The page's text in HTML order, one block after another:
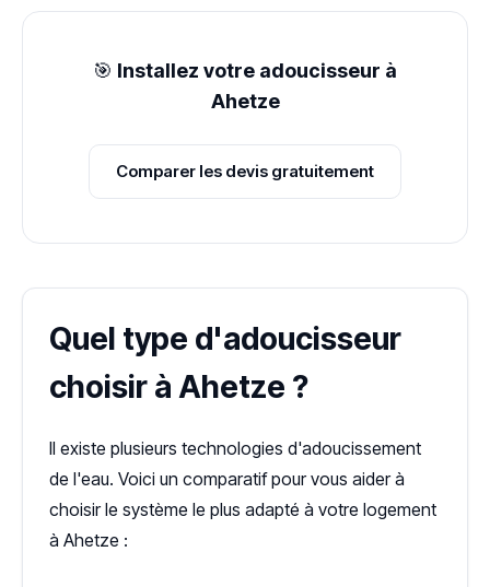
🎯 Installez votre adoucisseur à
Ahetze
Comparer les devis gratuitement
Quel type d'adoucisseur
choisir à Ahetze ?
Il existe plusieurs technologies d'adoucissement
de l'eau. Voici un comparatif pour vous aider à
choisir le système le plus adapté à votre logement
à Ahetze :